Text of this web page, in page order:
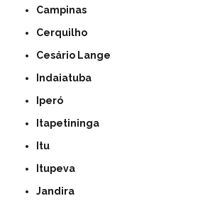
Campinas
Cerquilho
Cesário Lange
Indaiatuba
Iperó
Itapetininga
Itu
Itupeva
Jandira